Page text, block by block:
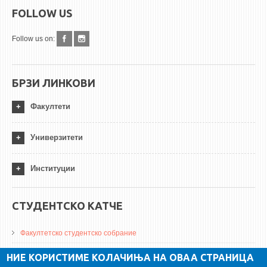
FOLLOW US
Follow us on:
БРЗИ ЛИНКОВИ
Факултети
Универзитети
Институции
СТУДЕНТСКО КАТЧЕ
Факултетско студентско собрание
ДА Винчи магазин
НИЕ КОРИСТИМЕ КОЛАЧИЊА НА ОВАА СТРАНИЦА